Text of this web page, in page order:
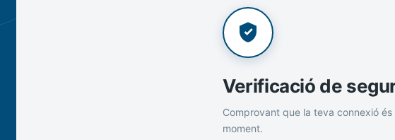
Verificació de
Comprovant que la teva connexió és
moment.